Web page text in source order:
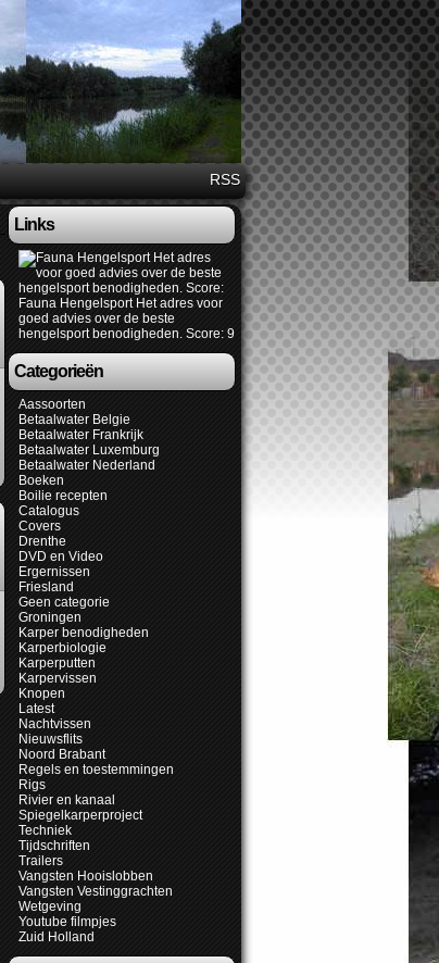
RSS
Links
Fauna HengelsportHet adres voor
goed advies over de beste
hengelsport benodigheden. Score: 9
Categorieën
Aassoorten
Betaalwater Belgie
Betaalwater Frankrijk
Betaalwater Luxemburg
Betaalwater Nederland
Boeken
Boilie recepten
Catalogus
Covers
Drenthe
DVD en Video
Ergernissen
Friesland
Geen categorie
Groningen
Karper benodigheden
Karperbiologie
Karperputten
Karpervissen
Knopen
Latest
Nachtvissen
Nieuwsflits
Noord Brabant
Regels en toestemmingen
Rigs
Rivier en kanaal
Spiegelkarperproject
Techniek
Tijdschriften
Trailers
Vangsten Hooislobben
Vangsten Vestinggrachten
Wetgeving
Youtube filmpjes
Zuid Holland